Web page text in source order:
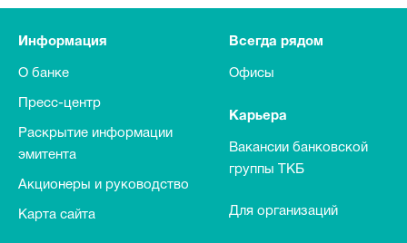
Информация
О банке
Пресс-центр
Раскрытие информации
эмитента
Акционеры и руководство
Карта сайта
Всегда рядом
Офисы
Карьера
Вакансии банковской
группы ТКБ
Для организаций